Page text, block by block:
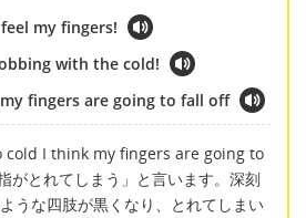
my fingers!
with the cold!
fingers are going to fall off
cold I think my fingers are going to
がとれてしまう」と言います。深刻
うな四肢が黒くなり、とれてしまい